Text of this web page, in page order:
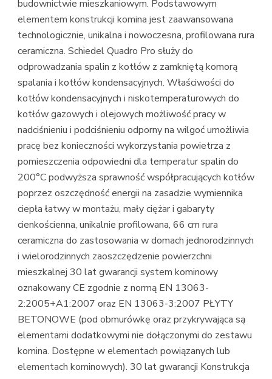
budownictwie mieszkaniowym. Podstawowym
elementem konstrukcji komina jest zaawansowana
technologicznie, unikalna i nowoczesna, profilowana rura
ceramiczna. Schiedel Quadro Pro służy do
odprowadzania spalin z kotłów z zamkniętą komorą
spalania i kotłów kondensacyjnych. Właściwości do
kotłów kondensacyjnych i niskotemperaturowych do
kotłów gazowych i olejowych możliwość pracy w
nadciśnieniu i podciśnieniu odporny na wilgoć umożliwia
pracę bez konieczności wykorzystania powietrza z
pomieszczenia odpowiedni dla temperatur spalin do
200°C podwyższa sprawność współpracujących kotłów
poprzez oszczędność energii na zasadzie wymiennika
ciepła łatwy w montażu, mały ciężar i gabaryty
cienkościenna, unikalnie profilowana, 66 cm rura
ceramiczna do zastosowania w domach jednorodzinnych
i wielorodzinnych zaoszczędzenie powierzchni
mieszkalnej 30 lat gwarancji system kominowy
oznakowany CE zgodnie z normą EN 13063-
2:2005+A1:2007 oraz EN 13063-3:2007 PŁYTY
BETONOWE (pod obmurówkę oraz przykrywająca są
elementami dodatkowymi nie dołączonymi do zestawu
komina. Dostępne w elementach powiązanych lub
elementach kominowych). 30 lat gwarancji Konstrukcja